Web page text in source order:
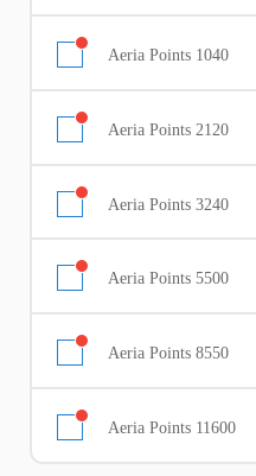
Aeria Points 1040
Aeria Points 2120
Aeria Points 3240
Aeria Points 5500
Aeria Points 8550
Aeria Points 11600